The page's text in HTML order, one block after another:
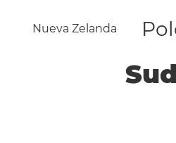
Nueva Zelanda